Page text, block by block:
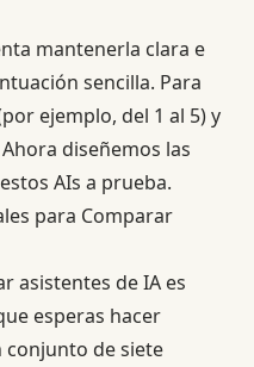
mantenerla clara e
sencilla. Para
ejemplo, del 1 al 5) y
diseñemos las
AIs a prueba.
para Comparar
asistentes de IA es
esperas hacer
conjunto de siete